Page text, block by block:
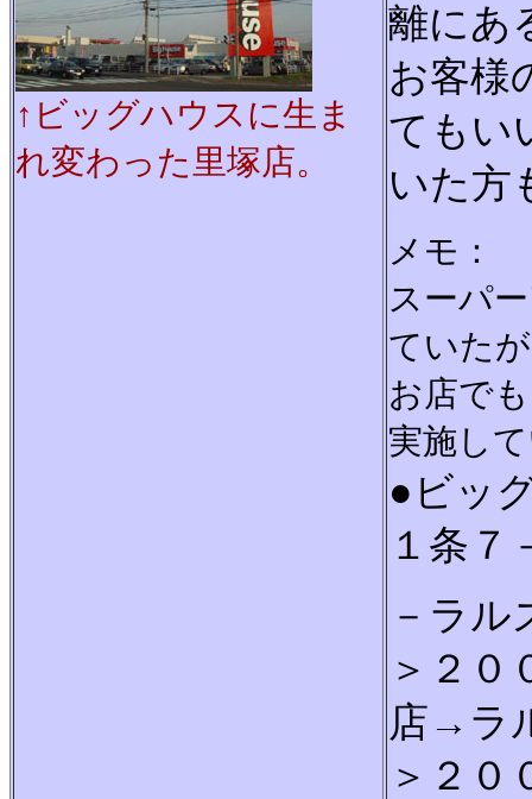
↑ビッグハウスに生ま
れ変わった里塚店。
離にあ
お客様
てもい
いた
メモ：
スーパ
ていた
お店で
実施し
●ビッ
１条７
－ラル
＞２０
店→ラ
＞２０